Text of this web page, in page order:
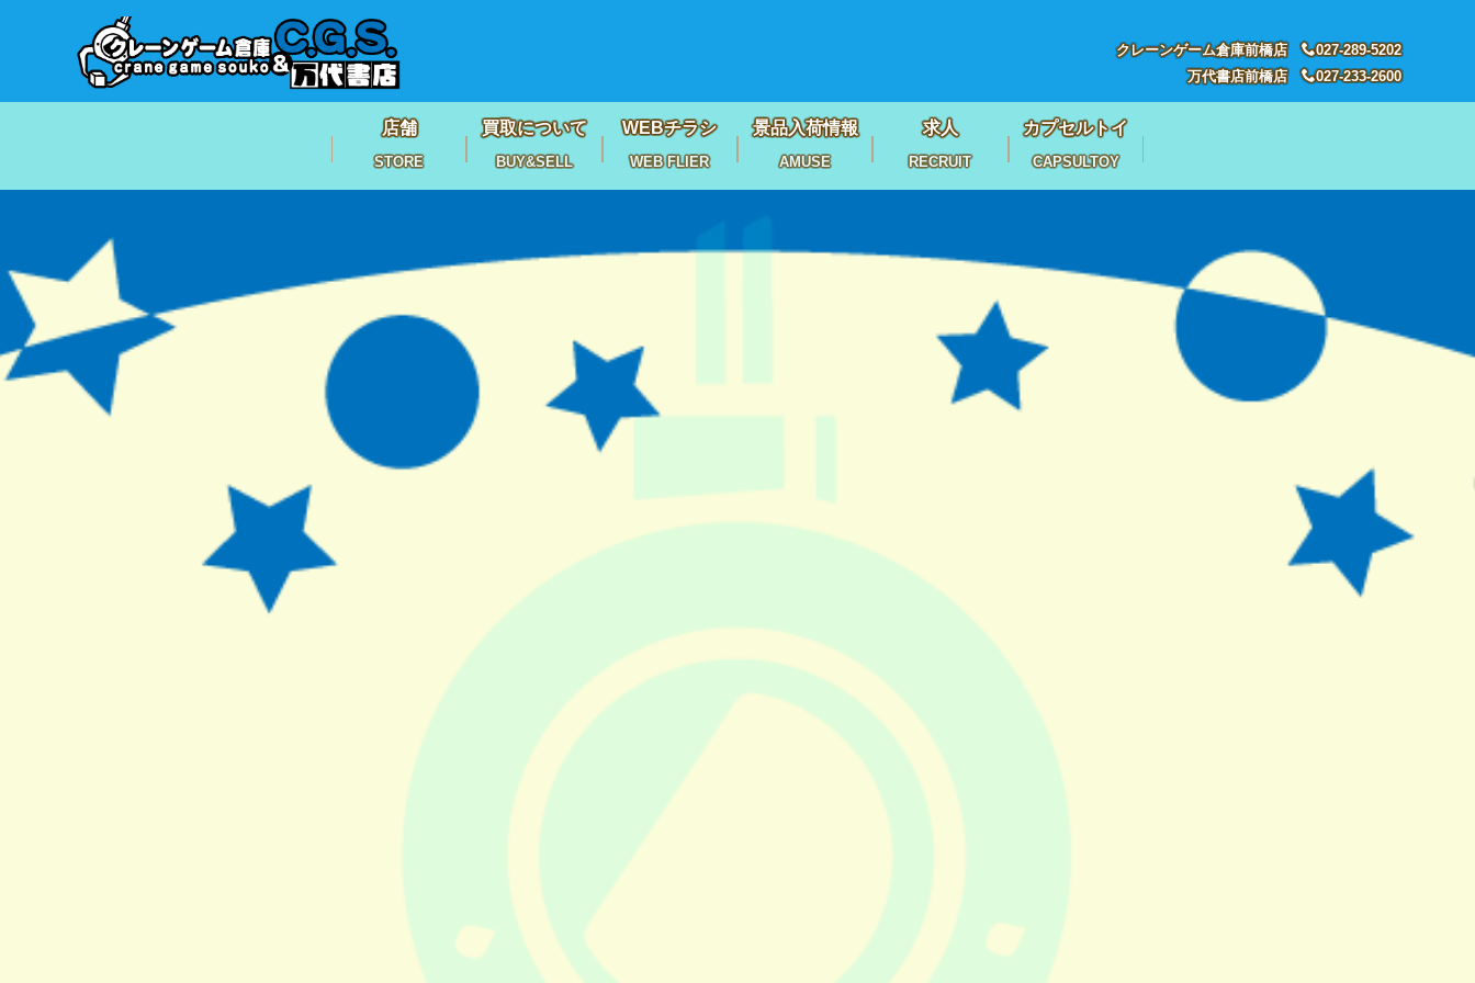
クレーンゲーム倉庫前橋店
027-289-5202
万代書店前橋店
027-233-2600
店舗
STORE
買取について
BUY&SELL
WEBチラシ
WEB FLIER
景品入荷情報
AMUSE
求人
RECRUIT
カプセルトイ
CAPSULTOY